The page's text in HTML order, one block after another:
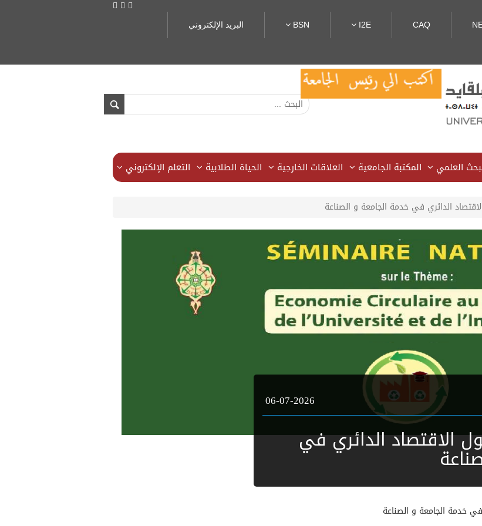
CAQ
I2E
BSN البريد الإلكتروني
العلمي المكتبة الجامعية العلاقات الخارجية الحياة الطلابية التعلم الإلكتروني
الدائري في خدمة الجامعة و الصناعة
06-07-2026
الاقتصاد الدائري في
خدمة الجامعة و الصناعة